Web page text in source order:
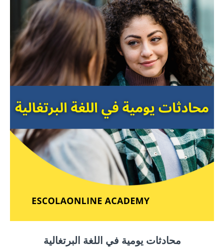
محادثات يومية في اللغة البرتغالية